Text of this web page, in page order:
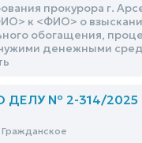
прокурора г.
к <ФИО> о
обогащения,
денежными
ДЕЛУ № 2-314/2025